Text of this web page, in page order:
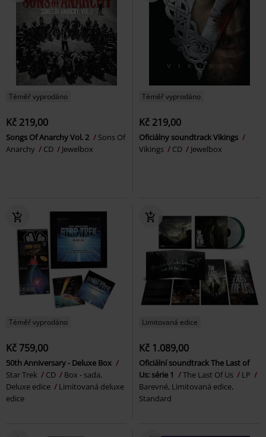
Téměř vyprodáno
Kč 219,00
Songs Of Anarchy Vol. 2
Sons Of
Anarchy
CD Jewelbox
Téměř vyprodáno
Kč 219,00
Oficiálny soundtrack Vikings
Vikings
CD Jewelbox
Téměř vyprodáno
Kč 759,00
50th Anniversary - Deluxe Box
Star Trek
CD
Box - sada,
Deluxe edice
Limitovaná deluxe
edice
Limitovaná edice
Kč 1.089,00
Oficiální soundtrack The Last of
Us: série 1
The Last Of Us
LP
Barevné, Limitovaná edice,
Standard